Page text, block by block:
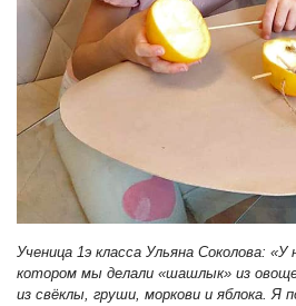
Ученица 1э класса Ульяна Соколова:
котором мы делали «шашлык» из
из свёклы, груши, моркови и яблока. Я